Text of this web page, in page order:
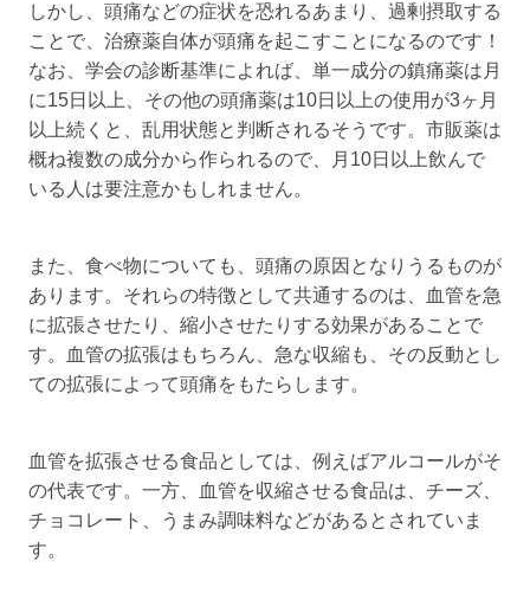
しかし、頭痛などの症状を恐れるあまり、過剰摂取する
ことで、治療薬自体が頭痛を起こすことになるのです！
なお、学会の診断基準によれば、単一成分の鎮痛薬は月
に15日以上、その他の頭痛薬は10日以上の使用が3ヶ月
以上続くと、乱用状態と判断されるそうです。市販薬は
概ね複数の成分から作られるので、月10日以上飲んで
いる人は要注意かもしれません。
また、食べ物についても、頭痛の原因となりうるものが
あります。それらの特徴として共通するのは、血管を急
に拡張させたり、縮小させたりする効果があることで
す。血管の拡張はもちろん、急な収縮も、その反動とし
ての拡張によって頭痛をもたらします。
血管を拡張させる食品としては、例えばアルコールがそ
の代表です。一方、血管を収縮させる食品は、チーズ、
チョコレート、うまみ調味料などがあるとされていま
す。